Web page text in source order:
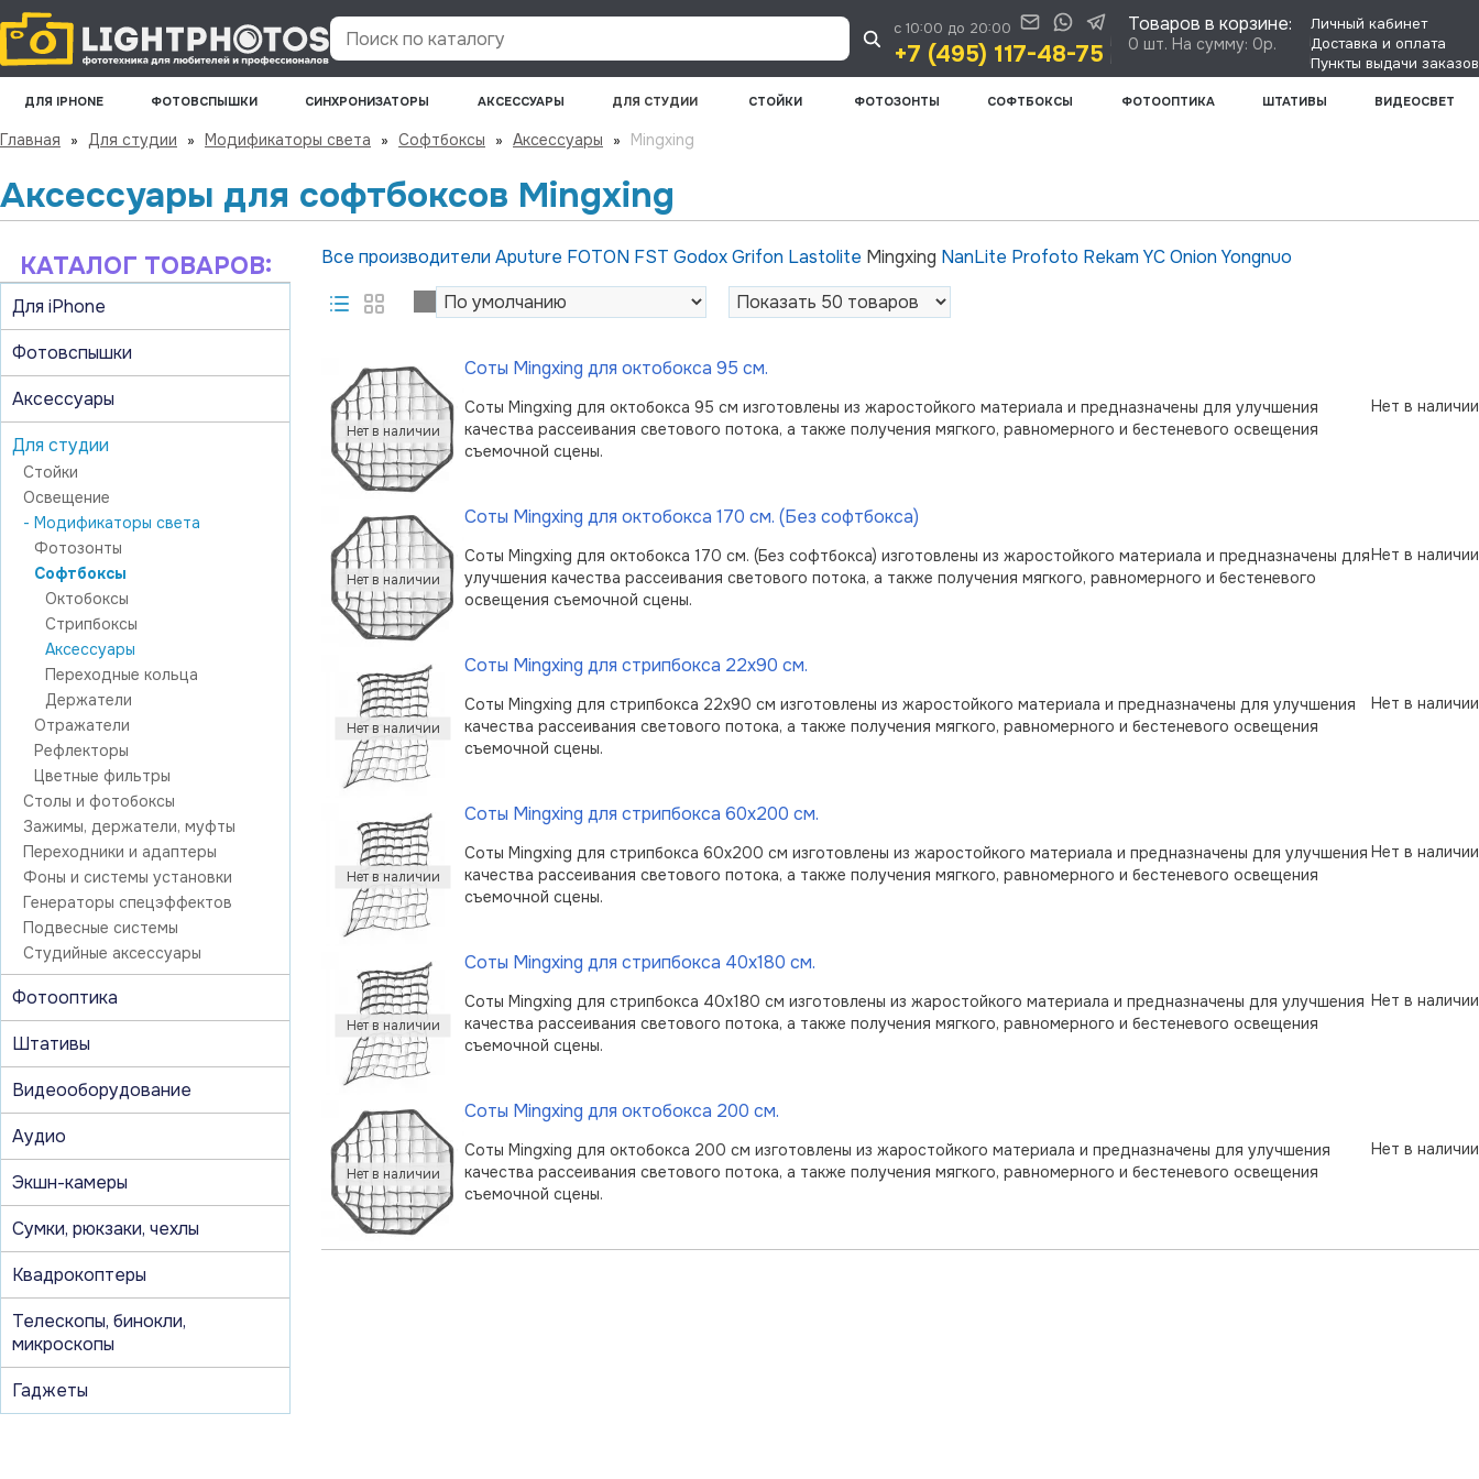
Поиск по каталогу
Личный кабинет
Доставка и оплата
Пункты выдачи заказов
Товаров в корзине:
0 шт. На сумму: 0р.
с 10:00 до 20:00
+7 (495) 117-48-75
ДЛЯ IPHONE ФОТОВСПЫШКИ СИНХРОНИЗАТОРЫ АКСЕССУАРЫ ДЛЯ СТУДИИ СТОЙКИ ФОТОЗОНТЫ СОФТБОКСЫ ФОТООПТИКА ШТАТИВЫ ВИДЕОСВЕТ
Главная » Для студии » Модификаторы света » Софтбоксы » Аксессуары » Mingxing
Аксессуары для софтбоксов Mingxing
КАТАЛОГ ТОВАРОВ:
Для iPhone
Фотовспышки
Аксессуары
Для студии
Стойки
Освещение
- Модификаторы света
Фотозонты
Софтбоксы
Октобоксы
Стрипбоксы
Аксессуары
Переходные кольца
Держатели
Отражатели
Рефлекторы
Цветные фильтры
Столы и фотобоксы
Зажимы, держатели, муфты
Переходники и адаптеры
Фоны и системы установки
Генераторы спецэффектов
Подвесные системы
Студийные аксессуары
Фотооптика
Штативы
Видеооборудование
Аудио
Экшн-камеры
Сумки, рюкзаки, чехлы
Квадрокоптеры
Телескопы, бинокли,
микроскопы
Гаджеты
Все производители Aputure FOTON FST GodoxGrifon Lastolite Mingxing NanLite Profoto Rekam YC Onion Yongnuo
Соты Mingxing для октобокса 95 см.
Соты Mingxing для октобокса 95 см изготовлены из жаростойкого материала и предназначены для улучшения
качества рассеивания светового потока, а также получения мягкого, равномерного и бестеневого освещения
съемочной сцены.
Нет в наличии
Соты Mingxing для октобокса 170 см. (Без софтбокса)
Соты Mingxing для октобокса 170 см. (Без софтбокса) изготовлены из жаростойкого материала и предназначены для
улучшения качества рассеивания светового потока, а также получения мягкого, равномерного и бестеневого
освещения съемочной сцены.
Нет в наличии
Соты Mingxing для стрипбокса 22x90 см.
Соты Mingxing для стрипбокса 22x90 см изготовлены из жаростойкого материала и предназначены для улучшения
качества рассеивания светового потока, а также получения мягкого, равномерного и бестеневого освещения
съемочной сцены.
Нет в наличии
Соты Mingxing для стрипбокса 60x200 см.
Соты Mingxing для стрипбокса 60x200 см изготовлены из жаростойкого материала и предназначены для улучшения
качества рассеивания светового потока, а также получения мягкого, равномерного и бестеневого освещения
съемочной сцены.
Нет в наличии
Соты Mingxing для стрипбокса 40x180 см.
Соты Mingxing для стрипбокса 40x180 см изготовлены из жаростойкого материала и предназначены для улучшения
качества рассеивания светового потока, а также получения мягкого, равномерного и бестеневого освещения
съемочной сцены.
Нет в наличии
Соты Mingxing для октобокса 200 см.
Соты Mingxing для октобокса 200 см изготовлены из жаростойкого материала и предназначены для улучшения
качества рассеивания светового потока, а также получения мягкого, равномерного и бестеневого освещения
съемочной сцены.
Нет в наличии